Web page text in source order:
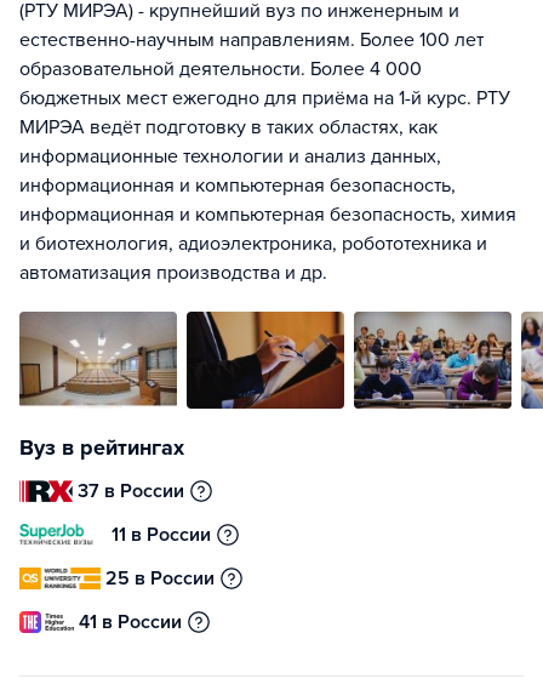
(РТУ МИРЭА) - крупнейший вуз по инженерным и
естественно-научным направлениям. Более 100 лет
образовательной деятельности. Более 4 000
бюджетных мест ежегодно для приёма на 1-й курс. РТУ
МИРЭА ведёт подготовку в таких областях, как
информационные технологии и анализ данных,
информационная и компьютерная безопасность,
информационная и компьютерная безопасность, химия
и биотехнология, адиоэлектроника, робототехника и
автоматизация производства и др.
Вуз в рейтингах
37 в России
11 в России
25 в России
41 в России